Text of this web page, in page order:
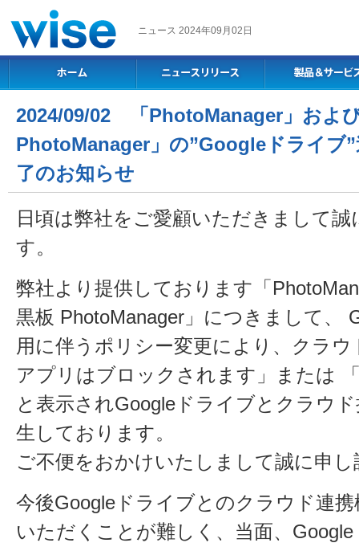
ニュース 2024年09月02日
2024/09/02 「PhotoManager」およ
PhotoManager」の”Googleドライブ
了のお知らせ
日頃は弊社をご愛顧いただきまして
す。
弊社より提供しております「
黒板 PhotoManager」につきまして、
用に伴うポリシー変更により、クラ
アプリはブロックされます」または
と表示されGoogleドライブとクラウ
生しております。
ご不便をおかけいたしまして誠に申
今後Googleドライブとのクラウド連
いただくことが難しく、当面、